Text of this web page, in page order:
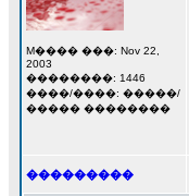
M���� ���: Nov 22,
2003
��������: 1446
����/����: �����/
����� ��������
���������